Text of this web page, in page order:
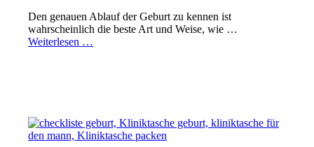
Den genauen Ablauf der Geburt zu kennen ist
wahrscheinlich die beste Art und Weise, wie …
Weiterlesen …